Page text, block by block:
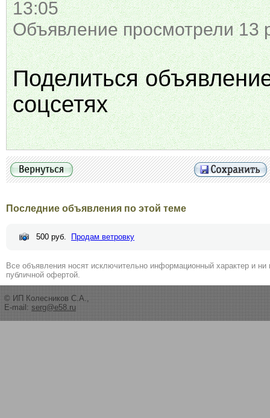
13:05
Объявление просмотрели 13
Поделиться
соцсетях
Последние объявления по этой теме
500 руб. Продам ветровку
Все объявления носят исключительно информационный характер и ни
публичной офертой.
© ИП Колесников С.А.,
E-mail: serg@e58.ru